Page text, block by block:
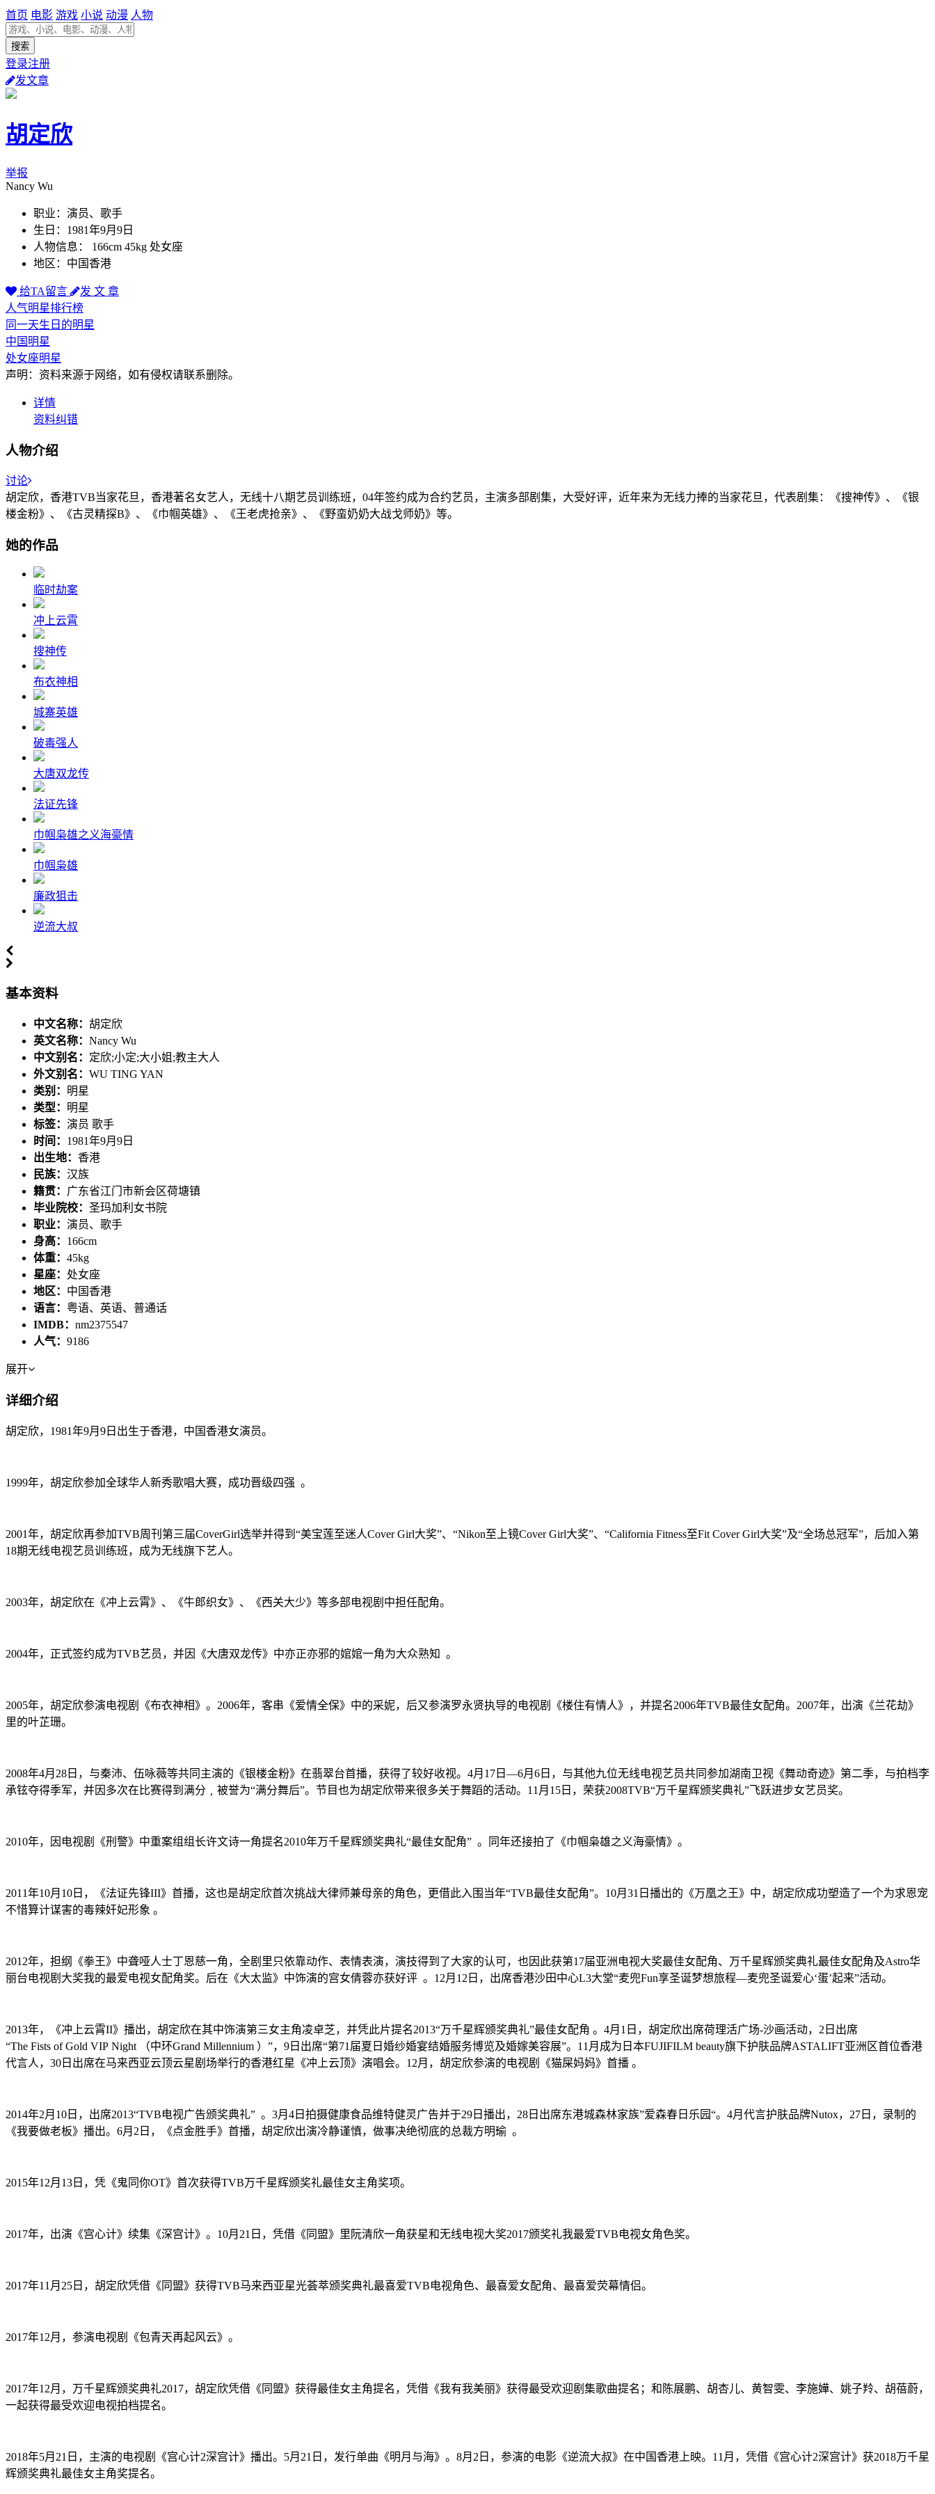
首页 电影 游戏 小说 动漫 人物
登录注册
发文章
胡定欣
举报
Nancy Wu
职业：演员、歌手
生日：1981年9月9日
人物信息： 166cm 45kg 处女座
地区：中国香港
给TA留言
发 文 章
人气明星排行榜
同一天生日的明星
中国明星
处女座明星
声明：资料来源于网络，如有侵权请联系删除。
详情
资料纠错
人物介绍
讨论
胡定欣，香港TVB当家花旦，香港著名女艺人，无线十八期艺员训练班，04年签约成为合约艺员，主演多部剧集，大受好评，近年来为无线力捧的当家花旦，代表剧集：《搜神传》、《银
楼金粉》、《古灵精探B》、《巾帼英雄》、《王老虎抢亲》、《野蛮奶奶大战戈师奶》等。
她的作品
临时劫案
冲上云霄
搜神传
布衣神相
城寨英雄
破毒强人
大唐双龙传
法证先锋
巾帼枭雄之义海豪情
巾帼枭雄
廉政狙击
逆流大叔
基本资料
中文名称： 胡定欣
英文名称： Nancy Wu
中文别名： 定欣;小定;大小姐;教主大人
外文别名： WU TING YAN
类别： 明星
类型： 明星
标签： 演员 歌手
时间： 1981年9月9日
出生地： 香港
民族： 汉族
籍贯： 广东省江门市新会区荷塘镇
毕业院校： 圣玛加利女书院
职业： 演员、歌手
身高： 166cm
体重： 45kg
星座： 处女座
地区： 中国香港
语言： 粤语、英语、普通话
IMDB： nm2375547
人气： 9186
展开
详细介绍
胡定欣，1981年9月9日出生于香港，中国香港女演员。
1999年，胡定欣参加全球华人新秀歌唱大赛，成功晋级四强 。
2001年，胡定欣再参加TVB周刊第三届CoverGirl选举并得到“美宝莲至迷人Cover Girl大奖”、“Nikon至上镜Cover Girl大奖”、“California Fitness至Fit Cover Girl大奖”及“全场总冠军”，后加入第
18期无线电视艺员训练班，成为无线旗下艺人。
2003年，胡定欣在《冲上云霄》、《牛郎织女》、《西关大少》等多部电视剧中担任配角。
2004年，正式签约成为TVB艺员，并因《大唐双龙传》中亦正亦邪的婠婠一角为大众熟知 。
2005年，胡定欣参演电视剧《布衣神相》。2006年，客串《爱情全保》中的采妮，后又参演罗永贤执导的电视剧《楼住有情人》，并提名2006年TVB最佳女配角。2007年，出演《兰花劫》
里的叶芷珊。
2008年4月28日，与秦沛、伍咏薇等共同主演的《银楼金粉》在翡翠台首播，获得了较好收视。4月17日—6月6日，与其他九位无线电视艺员共同参加湖南卫视《舞动奇迹》第二季，与拍档李
承铉夺得季军，并因多次在比赛得到满分﹐被誉为“满分舞后”。节目也为胡定欣带来很多关于舞蹈的活动。11月15日，荣获2008TVB“万千星辉颁奖典礼”飞跃进步女艺员奖。
2010年，因电视剧《刑警》中重案组组长许文诗一角提名2010年万千星辉颁奖典礼“最佳女配角” 。同年还接拍了《巾帼枭雄之义海豪情》。
2011年10月10日，《法证先锋III》首播，这也是胡定欣首次挑战大律师兼母亲的角色，更借此入围当年“TVB最佳女配角”。10月31日播出的《万凰之王》中，胡定欣成功塑造了一个为求恩宠
不惜算计谋害的毒辣奸妃形象 。
2012年，担纲《拳王》中聋哑人士丁恩慈一角，全剧里只依靠动作、表情表演，演技得到了大家的认可，也因此获第17届亚洲电视大奖最佳女配角、万千星辉颁奖典礼最佳女配角及Astro华
丽台电视剧大奖我的最爱电视女配角奖。后在《大太监》中饰演的宫女倩蓉亦获好评 。12月12日，出席香港沙田中心L3大堂“麦兜Fun享圣诞梦想旅程—麦兜圣诞爱心‘蛋’起来”活动。
2013年，《冲上云霄II》播出，胡定欣在其中饰演第三女主角凌卓芝，并凭此片提名2013“万千星辉颁奖典礼”最佳女配角 。4月1日，胡定欣出席荷理活广场-沙画活动，2日出席
“The Fists of Gold VIP Night （中环Grand Millennium ）”，9日出席“第71届夏日婚纱婚宴结婚服务博览及婚嫁美容展”。11月成为日本FUJIFILM beauty旗下护肤品牌ASTALIFT亚洲区首位香港
代言人，30日出席在马来西亚云顶云星剧场举行的香港红星《冲上云顶》演唱会。12月，胡定欣参演的电视剧《猫屎妈妈》首播 。
2014年2月10日，出席2013“TVB电视广告颁奖典礼” 。3月4日拍摄健康食品维特健灵广告并于29日播出，28日出席东港城森林家族”爱森春日乐园“。4月代言护肤品牌Nutox，27日，录制的
《我要做老板》播出。6月2日，《点金胜手》首播，胡定欣出演冷静谨慎，做事决绝彻底的总裁方明瑜 。
2015年12月13日，凭《鬼同你OT》首次获得TVB万千星辉颁奖礼最佳女主角奖项。
2017年，出演《宫心计》续集《深宫计》。10月21日，凭借《同盟》里阮清欣一角获星和无线电视大奖2017颁奖礼我最爱TVB电视女角色奖。
2017年11月25日，胡定欣凭借《同盟》获得TVB马来西亚星光荟萃颁奖典礼最喜爱TVB电视角色、最喜爱女配角、最喜爱荧幕情侣。
2017年12月，参演电视剧《包青天再起风云》。
2017年12月，万千星辉颁奖典礼2017，胡定欣凭借《同盟》获得最佳女主角提名，凭借《我有我美丽》获得最受欢迎剧集歌曲提名；和陈展鹏、胡杏儿、黄智雯、李施嬅、姚子羚、胡蓓蔚，
一起获得最受欢迎电视拍档提名。
2018年5月21日，主演的电视剧《宫心计2深宫计》播出。5月21日，发行单曲《明月与海》。8月2日，参演的电影《逆流大叔》在中国香港上映。11月，凭借《宫心计2深宫计》获2018万千星
辉颁奖典礼最佳女主角奖提名。